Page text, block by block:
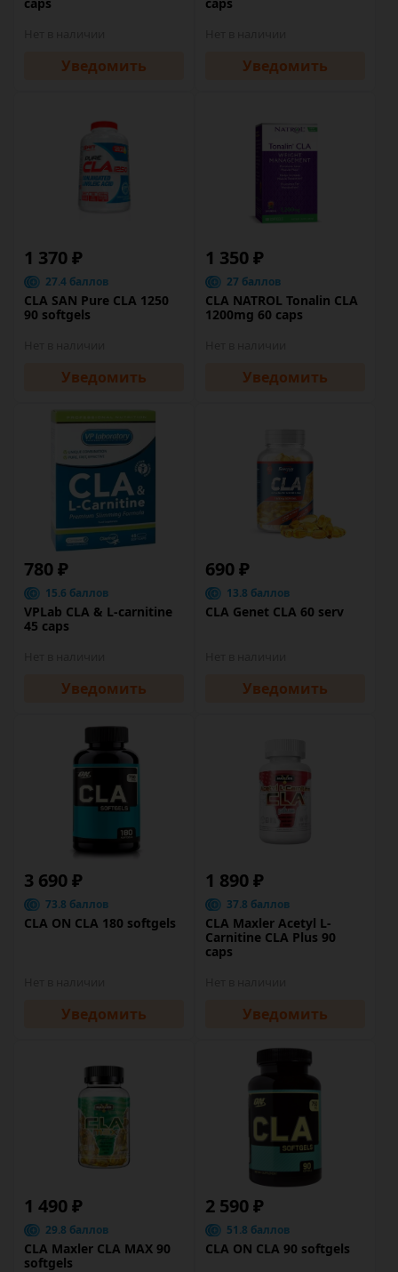
Уведомить Уведомить
1 370 ₽
27.4 баллов
CLA SAN Pure CLA 1250
90 softgels
Уведомить
1 350 ₽
27 баллов
CLA NATROL Tonalin CLA
1200mg 60 caps
Уведомить
780 ₽
15.6 баллов
VPLab CLA & L-carnitine
45 caps
Уведомить
690 ₽
13.8 баллов
CLA Genet CLA 60 serv
Уведомить
3 690 ₽
73.8 баллов
CLA ON CLA 180 softgels
Уведомить
1 890 ₽
37.8 баллов
CLA Maxler Acetyl L-
Carnitine CLA Plus 90
caps
Уведомить
1 490 ₽
29.8 баллов
CLA Maxler CLA MAX 90
softgels
2 590 ₽
51.8 баллов
CLA ON CLA 90 softgels